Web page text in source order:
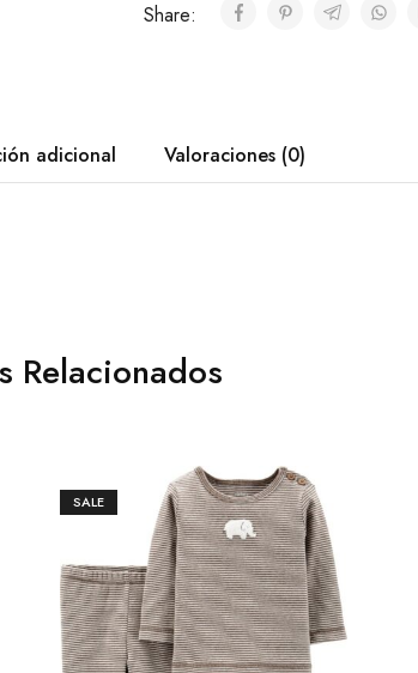
Share:
adicional Valoraciones (0)
Relacionados
SALE